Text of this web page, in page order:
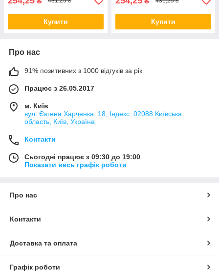
Купити Купити
Про нас
91% позитивних з 1000 відгуків за рік
Працює з 26.05.2017
м. Київ
вул. Євгена Харченка, 18, Індекс: 02088 Київська
область, Київ, Україна
Контакти
Сьогодні працює з 09:30 до 19:00
Показати весь графік роботи
Про нас
Контакти
Доставка та оплата
Графік роботи